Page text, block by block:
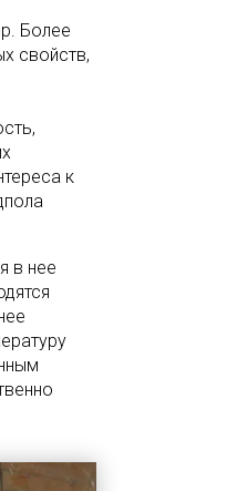
Более
свойств,
к
в нее